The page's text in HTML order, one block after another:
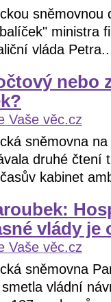
sněmovnou
ministra
vláda
nebo
Vaše věc.cz
sněmovna
druhé čtení
kabinet
vlády je
Vaše věc.cz
sněmovna
vládní